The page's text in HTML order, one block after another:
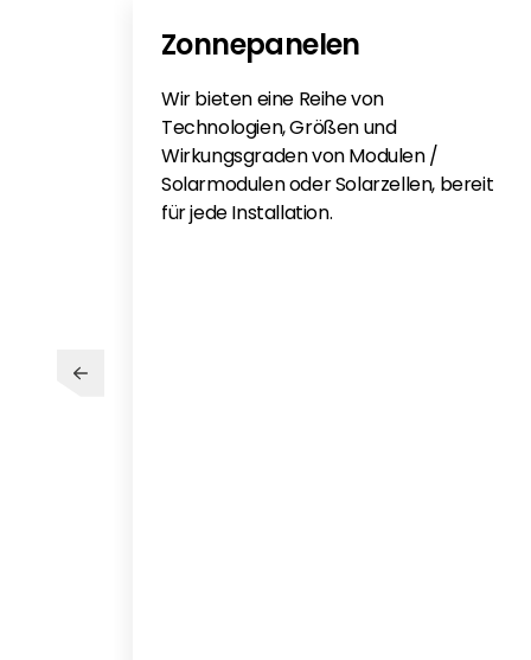
Zonnepanelen
Wir bieten eine Reihe von
Technologien, Größen und
Wirkungsgraden von Modulen /
Solarmodulen oder Solarzellen, bereit
für jede Installation.